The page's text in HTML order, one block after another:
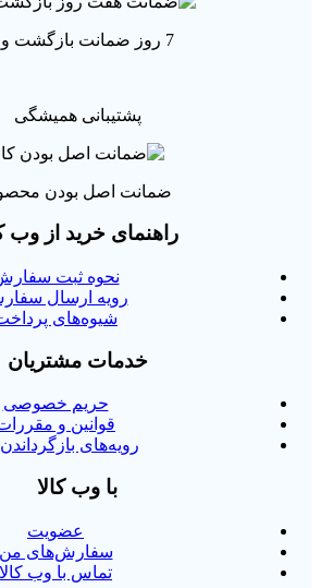
7 روز ضمانت بازگشت وجه
پشتیبانی همیشگی
ضمانت اصل بودن
راهنمای خرید از وب
نحوه ثبت
رویه ارسال
شیوه‌های
خدمات مشتریان
حریم خصوصی
قوانین و
رویه‌های بازگرداندن
با وب کالا
عضویت
سفارش‌های من
تماس با وب کالا